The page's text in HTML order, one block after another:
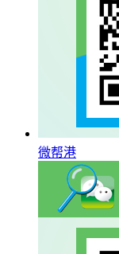
微帮港